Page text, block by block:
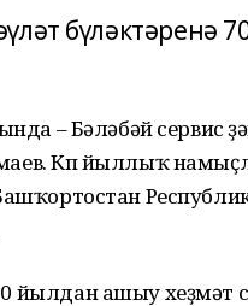
бүләктәренә
– Бәләбәй сервис
Күп йыллыҡ
йылдан ашыу хеҙмәт